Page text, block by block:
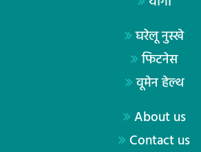
घरेलू नुस्खे
फिटनेस
वूमेन हेल्थ
About us
Contact us